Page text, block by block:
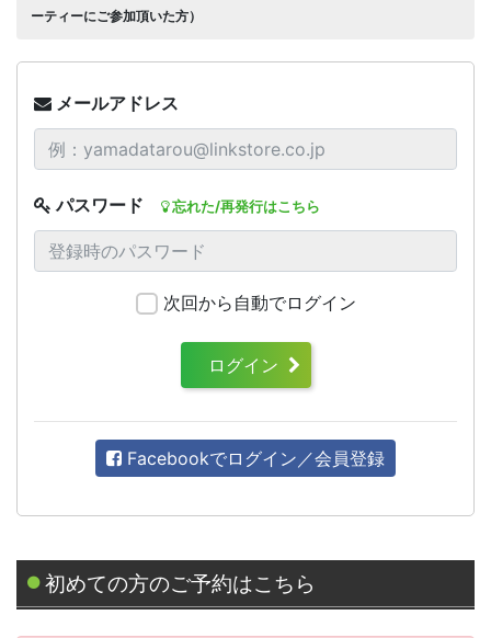
ーティーにご参加頂いた方）
メールアドレス
パスワード 忘れた/再発行はこちら
次回から自動でログイン
ログイン
Facebookでログイン／会員登録
初めての方のご予約はこちら